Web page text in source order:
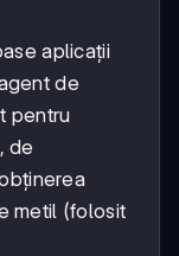
aplicații
de
pentru
de
metil (folosit